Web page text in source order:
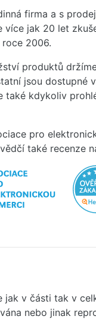
firma a s
více jak 20 let
2006.
produktů
jsou dostupné
také kdykoliv
pro
také recenze
jak v části tak v
nebo jinak